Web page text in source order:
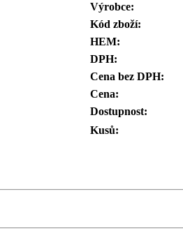
Výrobce:
Kód zboží:
HEM:
DPH:
Cena bez DPH:
Cena:
Dostupnost:
Kusů: